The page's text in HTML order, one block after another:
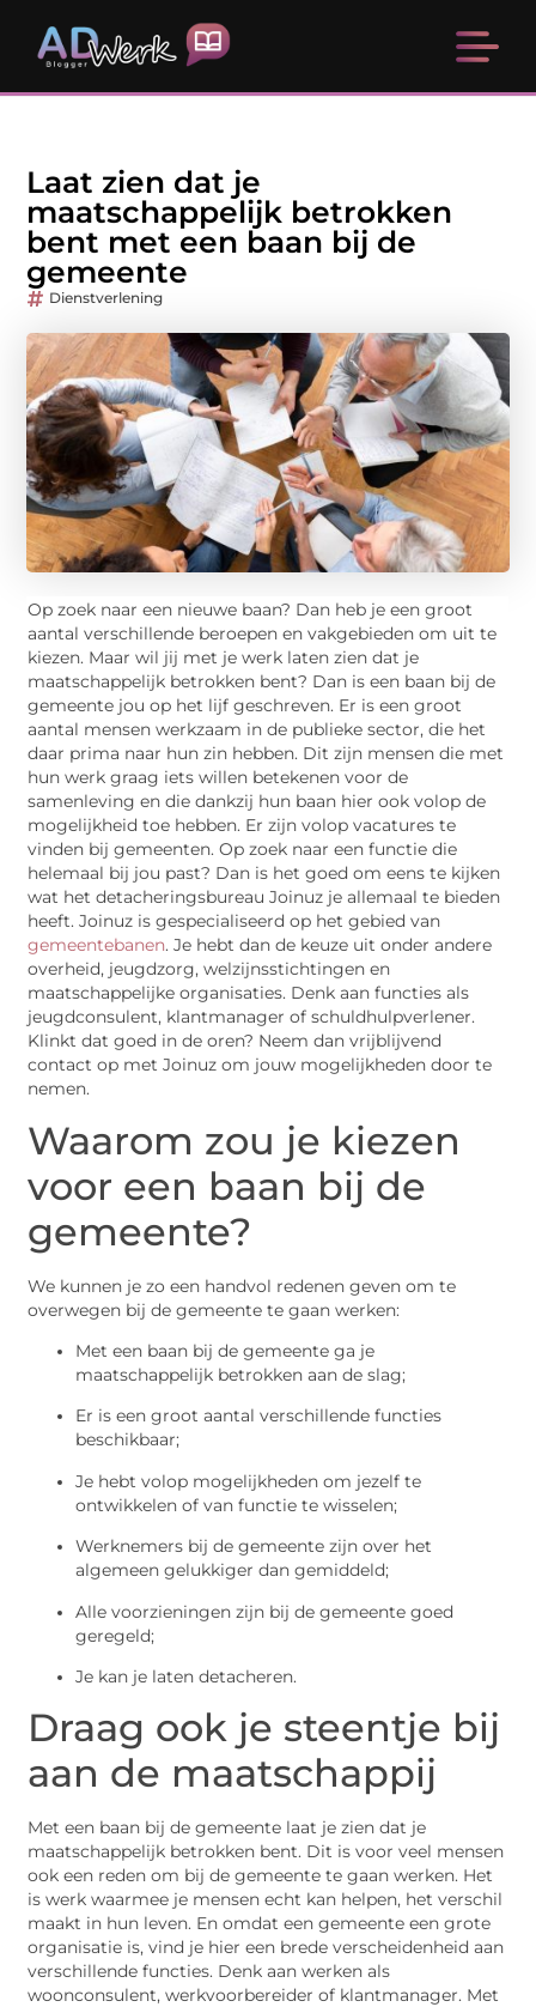
Laat zien dat je
maatschappelijk betrokken
bent met een baan bij de
gemeente
Dienstverlening
Op zoek naar een nieuwe baan? Dan heb je een groot
aantal verschillende beroepen en vakgebieden om uit te
kiezen. Maar wil jij met je werk laten zien dat je
maatschappelijk betrokken bent? Dan is een baan bij de
gemeente jou op het lijf geschreven. Er is een groot
aantal mensen werkzaam in de publieke sector, die het
daar prima naar hun zin hebben. Dit zijn mensen die met
hun werk graag iets willen betekenen voor de
samenleving en die dankzij hun baan hier ook volop de
mogelijkheid toe hebben. Er zijn volop vacatures te
vinden bij gemeenten. Op zoek naar een functie die
helemaal bij jou past? Dan is het goed om eens te kijken
wat het detacheringsbureau Joinuz je allemaal te bieden
heeft. Joinuz is gespecialiseerd op het gebied van
gemeentebanen. Je hebt dan de keuze uit onder andere
overheid, jeugdzorg, welzijnsstichtingen en
maatschappelijke organisaties. Denk aan functies als
jeugdconsulent, klantmanager of schuldhulpverlener.
Klinkt dat goed in de oren? Neem dan vrijblijvend
contact op met Joinuz om jouw mogelijkheden door te
nemen.
Waarom zou je kiezen
voor een baan bij de
gemeente?
We kunnen je zo een handvol redenen geven om te
overwegen bij de gemeente te gaan werken:
Met een baan bij de gemeente ga je
maatschappelijk betrokken aan de slag;
Er is een groot aantal verschillende functies
beschikbaar;
Je hebt volop mogelijkheden om jezelf te
ontwikkelen of van functie te wisselen;
Werknemers bij de gemeente zijn over het
algemeen gelukkiger dan gemiddeld;
Alle voorzieningen zijn bij de gemeente goed
geregeld;
Je kan je laten detacheren.
Draag ook je steentje bij
aan de maatschappij
Met een baan bij de gemeente laat je zien dat je
maatschappelijk betrokken bent. Dit is voor veel mensen
ook een reden om bij de gemeente te gaan werken. Het
is werk waarmee je mensen echt kan helpen, het verschil
maakt in hun leven. En omdat een gemeente een grote
organisatie is, vind je hier een brede verscheidenheid aan
verschillende functies. Denk aan werken als
woonconsulent, werkvoorbereider of klantmanager. Met